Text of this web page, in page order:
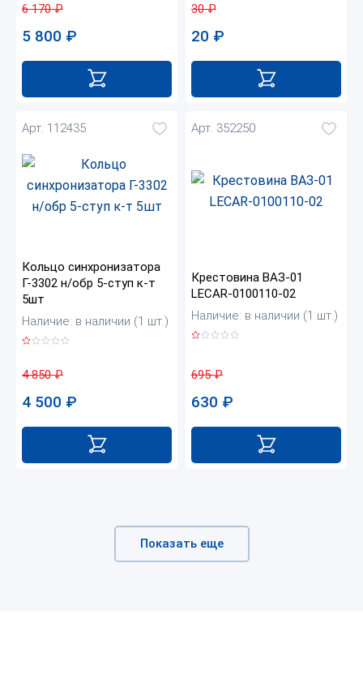
6 170₽
5 800 ₽
30₽
20 ₽
Арт. 112435
Кольцо синхронизатора
Г-3302 н/обр 5-ступ к-т
5шт
Наличие: в наличии (1 шт.)
4 850₽
4 500 ₽
Арт. 352250
Крестовина ВАЗ-01
LECAR-0100110-02
Наличие: в наличии (1 шт.)
695₽
630 ₽
Показать еще